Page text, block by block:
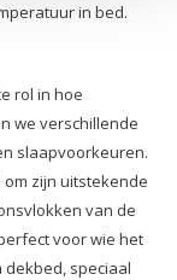
in bed.
rol in hoe
we verschillende
slaapvoorkeuren.
zijn uitstekende
van de
voor wie het
dekbed, speciaal